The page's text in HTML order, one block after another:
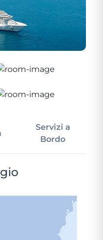
Servizi a
Bordo